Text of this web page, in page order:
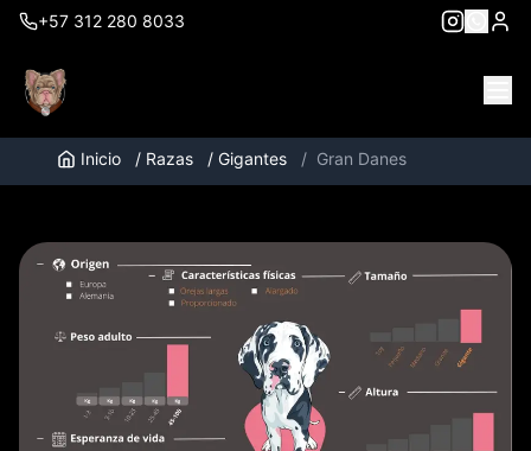
+57 312 280 8033
Inicio / Razas / Gigantes / Gran Danes